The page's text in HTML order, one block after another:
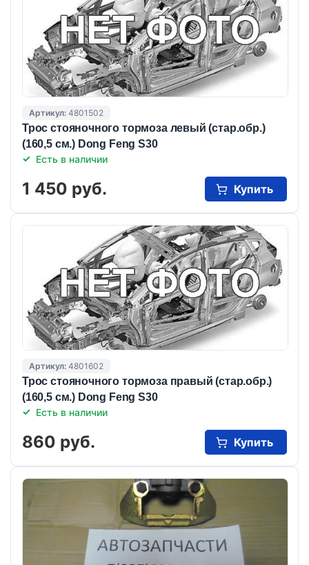
Артикул: 4801502
Трос стояночного тормоза левый (стар.обр.)
(160,5 см.) Dong Feng S30
Есть в наличии
1 450 руб. Купить
Артикул: 4801602
Трос стояночного тормоза правый (стар.обр.)
(160,5 см.) Dong Feng S30
Есть в наличии
860 руб. Купить